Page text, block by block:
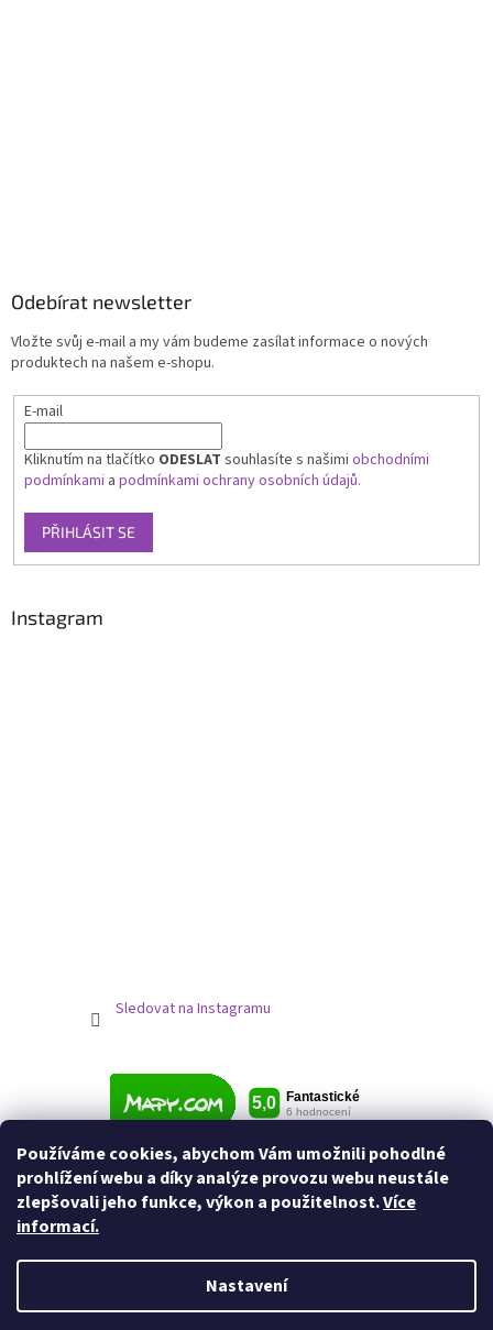
Používáme cookies, abychom Vám umožnili pohodlné
prohlížení webu a díky analýze provozu webu neustále
zlepšovali jeho funkce, výkon a použitelnost.Více
informací.
Nastavení
Odebírat newsletter
Vložte svůj e-mail a my vám budeme zasílat informace o nových
produktech na našem e-shopu.
E-mail
Kliknutím na tlačítko ODESLAT souhlasíte s našimi obchodními
podmínkami a podmínkami ochrany osobních údajů.
PŘIHLÁSIT SE
Instagram
Sledovat na Instagramu
Vytvořil Shoptet